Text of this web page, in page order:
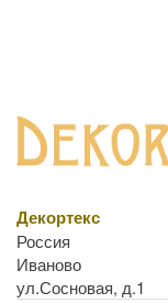
Декортекс
Россия
Иваново
ул.Сосновая, д.1